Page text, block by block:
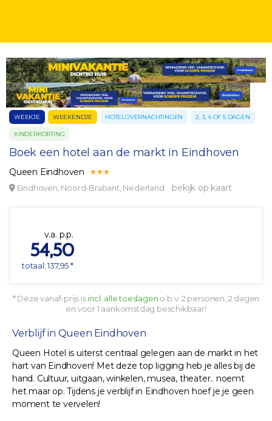
WEEKJE WEEKENDJE HOTELOVERNACHTINGEN 2, 3, 4 OF 5 DAGEN
KINDERKORTING
Boek een hotel aan de markt in Eindhoven
Queen Eindhoven
Eindhoven, Noord-Brabant, Nederland bekijk op kaart
v.a. p.p.
54,50
totaal: 137,95 *
* Deze vanaf-prijs isincl. alle toeslagen o.b.v. 2 personen, 2 dagen
en voor 1 aankomstdag beschikbaar!
Verblijf in Queen Eindhoven
Queen Hotel is uiterst centraal gelegen aan de markt in het
hart van Eindhoven! Met deze top ligging heb je alles bij de
hand. Cultuur, uitgaan, winkelen, musea, theater.. noemt
het maar op. Tijdens je verblijf in Eindhoven hoef je je geen
moment te vervelen!